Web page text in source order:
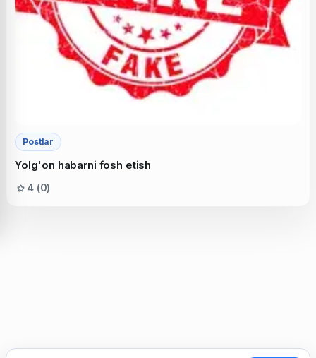
Postlar
Yolg'on habarni fosh etish
4 (0)